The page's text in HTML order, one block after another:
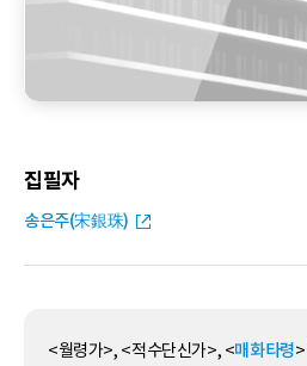
집필자
송은주(宋銀珠)
<월령가>, <적수단신가>, <매화타령